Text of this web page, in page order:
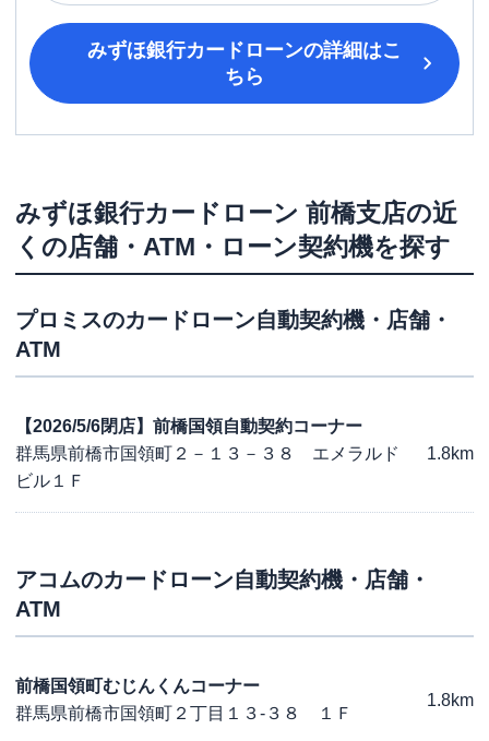
みずほ銀行カードローンの詳細はこ
ちら
みずほ銀行カードローン 前橋支店の近
くの店舗・ATM・ローン契約機を探す
プロミスのカードローン自動契約機・店舗・
ATM
【2026/5/6閉店】前橋国領自動契約コーナー
群馬県前橋市国領町２－１３－３８ エメラルド
ビル１Ｆ
1.8km
アコムのカードローン自動契約機・店舗・
ATM
前橋国領町むじんくんコーナー
群馬県前橋市国領町２丁目１３-３８ １Ｆ
1.8km